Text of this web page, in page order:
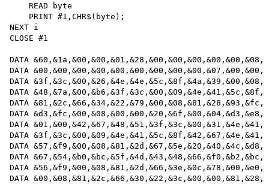
    READ byte
    PRINT #1,CHR$(byte);
NEXT i
CLOSE #1
DATA
DATA
DATA
DATA
DATA
DATA
DATA
DATA
DATA
DATA
DATA
DATA